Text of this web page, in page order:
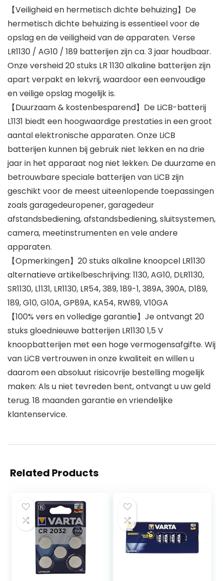
【Veiligheid en hermetisch dichte behuizing】De
hermetisch dichte behuizing is essentieel voor de
opslag en de veiligheid van de apparaten. Verse
LR1130 / AG10 / 189 batterijen zijn ca. 3 jaar houdbaar.
Onze versheid 20 stuks LR 1130 alkaline batterijen zijn
apart verpakt en lekvrij, waardoor een eenvoudige
en veilige opslag mogelijk is.
【Duurzaam & kostenbesparend】De LiCB-batterij
L1131 biedt een hoogwaardige prestaties in een groot
aantal elektronische apparaten. Onze LiCB
batterijen kunnen bij gebruik niet lekken en na drie
jaar in het apparaat nog niet lekken. De duurzame en
betrouwbare speciale batterijen van LiCB zijn
geschikt voor de meest uiteenlopende toepassingen
zoals garagedeuropener, garagedeur
afstandsbediening, afstandsbediening, sluitsystemen,
camera, meetinstrumenten en vele andere
apparaten.
【Opmerkingen】20 stuks alkaline knoopcel LR1130
alternatieve artikelbeschrijving: 1130, AG10, DLR1130,
SR1130, L1131, LR1130, LR54, 389, 189-1, 389A, 390A, D189,
189, G10, G10A, GP89A, KA54, RW89, V10GA
【100% vers en volledige garantie】Je ontvangt 20
stuks gloednieuwe batterijen LR1130 1,5 V
knoopbatterijen met een hoge vermogensafgifte. Wij
van LiCB vertrouwen in onze kwaliteit en willen u
daarom een absoluut risicovrije bestelling mogelijk
maken: Als u niet tevreden bent, ontvangt u uw geld
terug. 18 maanden garantie en vriendelijke
klantenservice.
Related Products